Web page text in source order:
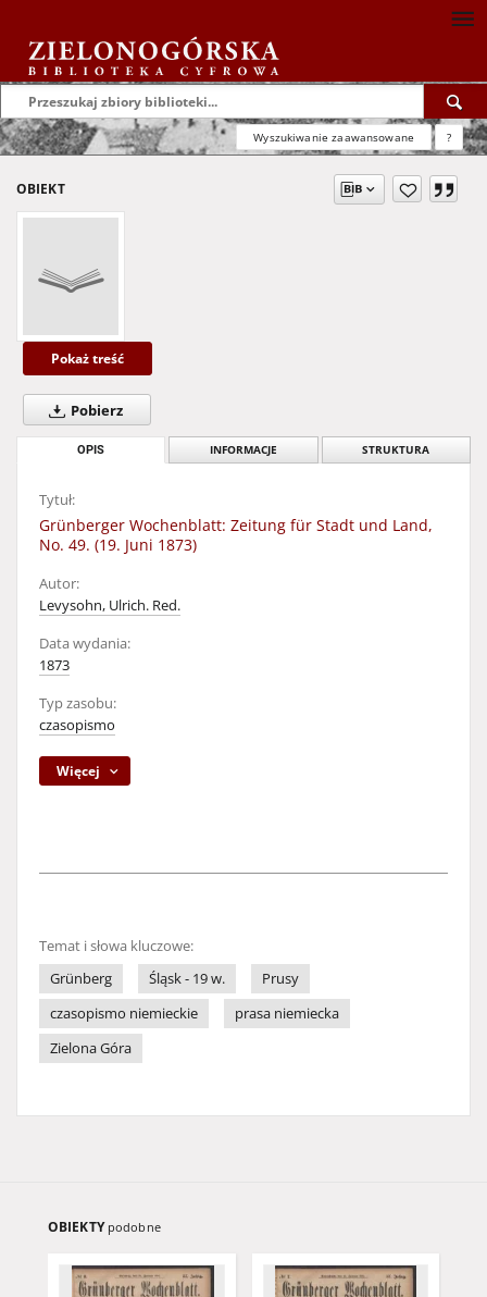
Wyszukiwanie zaawansowane ?
OBIEKT
Pokaż treść
Pobierz
OPIS INFORMACJE STRUKTURA
Tytuł:
Grünberger Wochenblatt: Zeitung für Stadt und Land,
No. 49. (19. Juni 1873)
Autor:
Levysohn, Ulrich. Red.
Data wydania:
1873
Typ zasobu:
czasopismo
Więcej
Temat i słowa kluczowe:
Grünberg
Śląsk - 19 w.
Prusy
czasopismo niemieckie
prasa niemiecka
Zielona Góra
OBIEKTY podobne